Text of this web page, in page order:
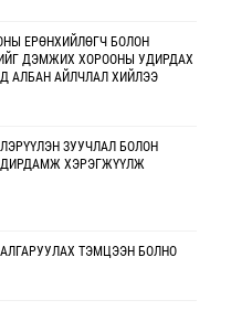
ЕРӨНХИЙЛӨГЧ БОЛОН
ДЭМЖИХ ХОРООНЫ УДИРДАХ
АЛБАН АЙЛЧЛАЛ ХИЙЛЭЭ
ЗУУЧЛАЛ БОЛОН
ХЭРЭГЖҮҮЛЖ
ТЭМЦЭЭН БОЛНО